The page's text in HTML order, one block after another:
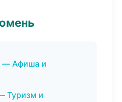
— Афиша и
Туризм и